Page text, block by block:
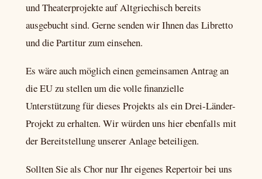
und Theaterprojekte auf Altgriechisch bereits
ausgebucht sind. Gerne senden wir Ihnen das Libretto
und die Partitur zum einsehen.
Es wäre auch möglich einen gemeinsamen Antrag an
die EU zu stellen um die volle finanzielle
Unterstützung für dieses Projekts als ein Drei-Länder-
Projekt zu erhalten. Wir würden uns hier ebenfalls mit
der Bereitstellung unserer Anlage beteiligen.
Sollten Sie als Chor nur Ihr eigenes Repertoir bei uns